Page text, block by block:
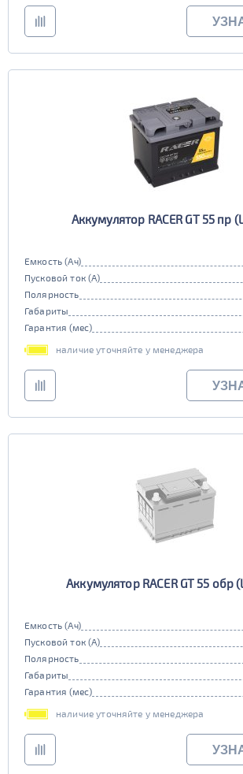
Аккумулятор RACER GT 55 пр
Емкость (Ач)
Пусковой ток (А)
Полярность
Габариты
Гарантия (мес)
наличие уточняйте у менеджера
Аккумулятор RACER GT 55 обр
Емкость (Ач)
Пусковой ток (А)
Полярность
Габариты
Гарантия (мес)
наличие уточняйте у менеджера